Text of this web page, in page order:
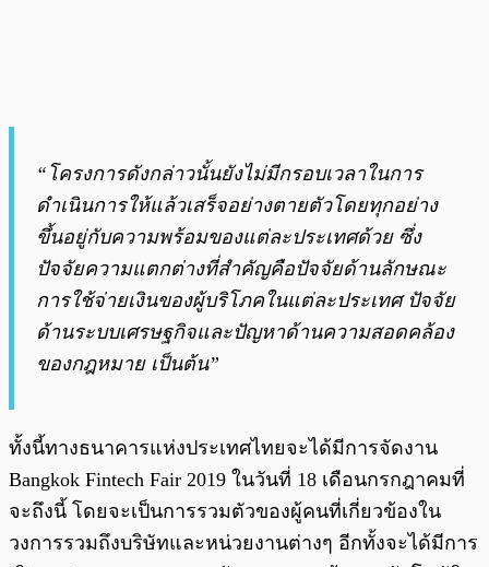
“โครงการดังกล่าวนั้นยังไม่มีกรอบเวลาในการ
ดำเนินการให้แล้วเสร็จอย่างตายตัวโดยทุกอย่าง
ขึ้นอยู่กับความพร้อมของแต่ละประเทศด้วย ซึ่ง
ปัจจัยความแตกต่างที่สำคัญคือปัจจัยด้านลักษณะ
การใช้จ่ายเงินของผู้บริโภคในแต่ละประเทศ ปัจจัย
ด้านระบบเศรษฐกิจและปัญหาด้านความสอดคล้อง
ของกฎหมาย เป็นต้น”
ทั้งนี้ทางธนาคารแห่งประเทศไทยจะได้มีการจัดงาน
Bangkok Fintech Fair 2019 ในวันที่ 18 เดือนกรกฎาคมที่
จะถึงนี้ โดยจะเป็นการรวมตัวของผู้คนที่เกี่ยวข้องใน
วงการรวมถึงบริษัทและหน่วยงานต่างๆ อีกทั้งจะได้มีการ